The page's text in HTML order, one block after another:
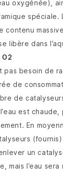
oxygénée),
spéciale.
contenu
libère dans
O2
pas besoin de
de
de
est chaude,
En
un
mais l’eau sera